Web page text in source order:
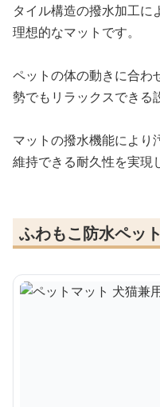
タイル構造の撥水加工に
理想的なマットです。
ペットの体の動きに合わ
勢でもリラックスできる
マットの撥水機能により
維持できる耐久性を実現
ふわもこ防水ペッ